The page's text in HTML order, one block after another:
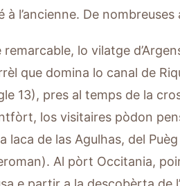
à l’ancienne. De
remarcable, lo vilatge
que domina lo canal de
13), pres al temps de la
los visitaires pòdon
laca de las Agulhas, del
Al pòrt Occitania,